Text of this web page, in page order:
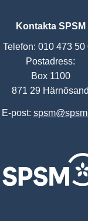
Kontakta SPSM
Telefon: 010 473 50
Postadress:
Box 1100
871 29 Härnösand
E-post: